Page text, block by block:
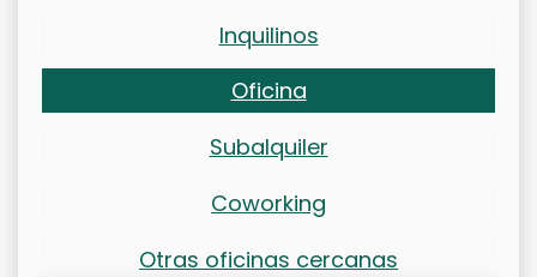
Inquilinos
Oficina
Subalquiler
Coworking
Otras oficinas cercanas